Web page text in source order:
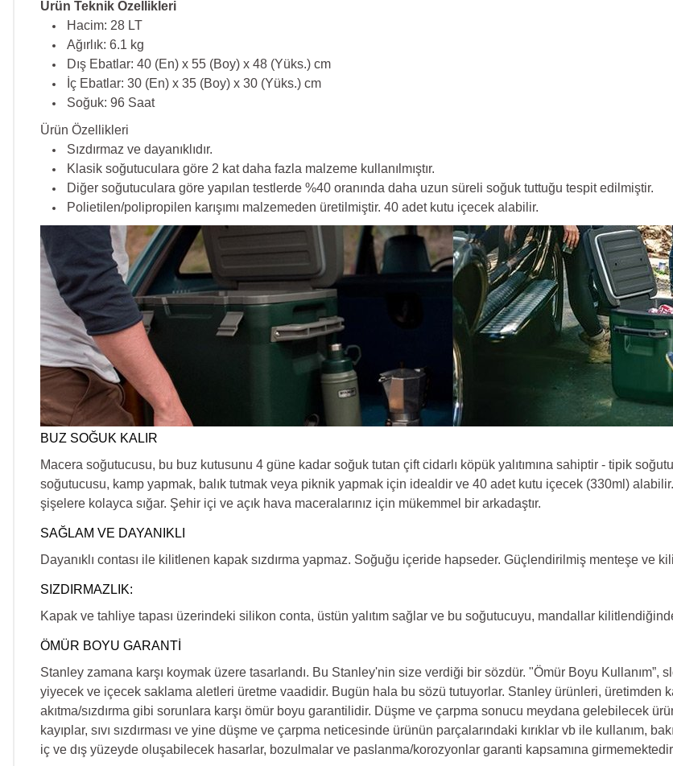
Ürün Teknik Özellikleri
Hacim: 28 LT
Ağırlık: 6.1 kg
Dış Ebatlar: 40 (En) x 55 (Boy) x 48 (Yüks.) cm
İç Ebatlar: 30 (En) x 35 (Boy) x 30 (Yüks.) cm
Soğuk: 96 Saat
Ürün Özellikleri
Sızdırmaz ve dayanıklıdır.
Klasik soğutuculara göre 2 kat daha fazla malzeme kullanılmıştır.
Diğer soğutuculara göre yapılan testlerde %40 oranında daha uzun süreli soğuk tuttuğu tespit edilmiştir.
Polietilen/polipropilen karışımı malzemeden üretilmiştir. 40 adet kutu içecek alabilir.
BUZ SOĞUK KALIR
Macera soğutucusu, bu buz kutusunu 4 güne kadar soğuk tutan çift cidarlı köpük yalıtımına sahiptir - tipik
soğutucusu, kamp yapmak, balık tutmak veya piknik yapmak için idealdir ve 40 adet kutu içecek (330ml)
şişelere kolayca sığar. Şehir içi ve açık hava maceralarınız için mükemmel bir arkadaştır.
SAĞLAM VE DAYANIKLI
Dayanıklı contası ile kilitlenen kapak sızdırma yapmaz. Soğuğu içeride hapseder. Güçlendirilmiş menteşe ve
SIZDIRMAZLIK:
Kapak ve tahliye tapası üzerindeki silikon conta, üstün yalıtım sağlar ve bu soğutucuyu, mandallar
ÖMÜR BOYU GARANTİ
Stanley zamana karşı koymak üzere tasarlandı. Bu Stanley'nin size verdiği bir sözdür. "Ömür Boyu Kullanım”,
yiyecek ve içecek saklama aletleri üretme vaadidir. Bugün hala bu sözü tutuyorlar. Stanley ürünleri, üretimden
akıtma/sızdırma gibi sorunlara karşı ömür boyu garantilidir. Düşme ve çarpma sonucu meydana gelebilecek
kayıplar, sıvı sızdırması ve yine düşme ve çarpma neticesinde ürünün parçalarındaki kırıklar vb ile kullanım,
iç ve dış yüzeyde oluşabilecek hasarlar, bozulmalar ve paslanma/korozyonlar garanti kapsamına